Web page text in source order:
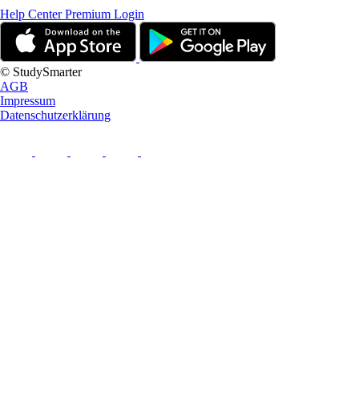
Help CenterPremium Login
© StudySmarter
AGB
Impressum
Datenschutzerklärung